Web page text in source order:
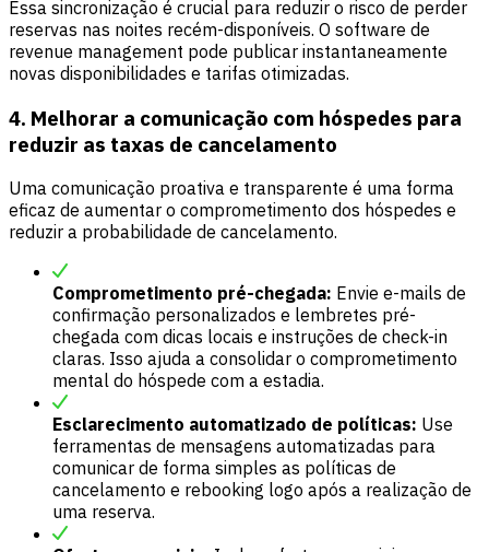
Essa sincronização é crucial para reduzir o risco de perder
reservas nas noites recém-disponíveis. O software de
revenue management pode publicar instantaneamente
novas disponibilidades e tarifas otimizadas.
4. Melhorar a comunicação com hóspedes para
reduzir as taxas de cancelamento
Uma comunicação proativa e transparente é uma forma
eficaz de aumentar o comprometimento dos hóspedes e
reduzir a probabilidade de cancelamento.
Comprometimento pré-chegada: Envie e-mails de
confirmação personalizados e lembretes pré-
chegada com dicas locais e instruções de check-in
claras. Isso ajuda a consolidar o comprometimento
mental do hóspede com a estadia.
Esclarecimento automatizado de políticas: Use
ferramentas de mensagens automatizadas para
comunicar de forma simples as políticas de
cancelamento e rebooking logo após a realização de
uma reserva.